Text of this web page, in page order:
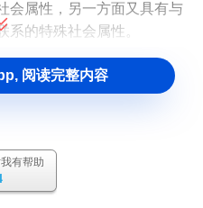
会属性，另一方面又具有与
系的特殊社会属性。
最高管理者，必须根据现代
组织生产力，使劳动者、
当地配置与结合，按照生产
阅读完整内容
有帮助